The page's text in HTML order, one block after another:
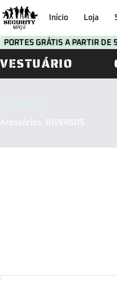
Início Loja
PORTES GRÁTIS A PARTIR
VESTUÁRIO
Acessórios, DIVERSOS